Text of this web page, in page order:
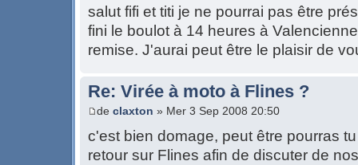
salut fifi et titi je ne pourrai pas être
fini le boulot à 14 heures à
remise. J'aurai peut être le plaisir de
Re: Virée à moto à Flines ?
de claxton » Mer 3 Sep 2008 20:50
c'est bien domage, peut être pourras
retour sur Flines afin de discuter de